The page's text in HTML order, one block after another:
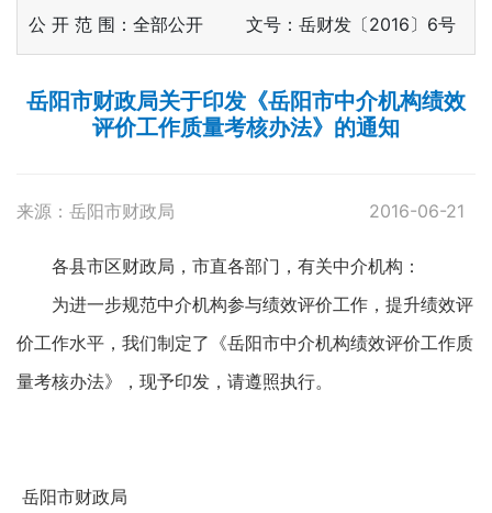
公 开 范 围：全部公开
文号：岳财发〔2016〕6号
岳阳市财政局关于印发《岳阳市中介机构绩效
评价工作质量考核办法》的通知
来源：岳阳市财政局 2016-06-21
各县市区财政局，市直各部门，有关中介机构：
为进一步规范中介机构参与绩效评价工作，提升绩效评
价工作水平，我们制定了《岳阳市中介机构绩效评价工作质
量考核办法》，现予印发，请遵照执行。
岳阳市财政局